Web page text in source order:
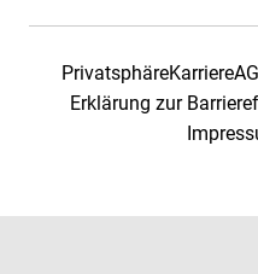
PrivatsphäreKarriere
Erklärung zur